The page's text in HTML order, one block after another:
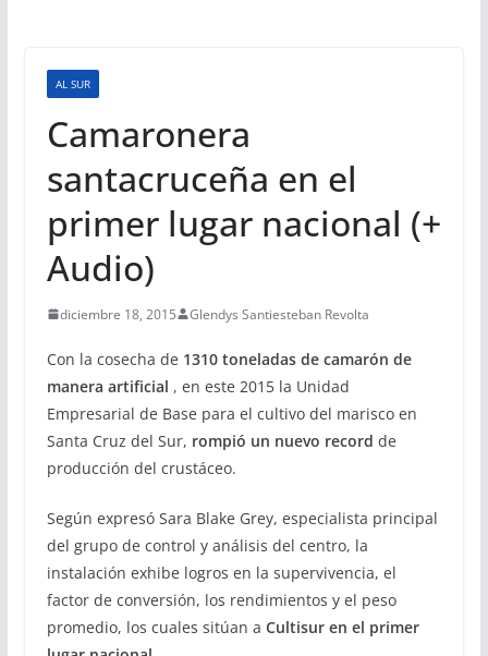
AL SUR
Camaronera
santacruceña en el
primer lugar nacional (+
Audio)
diciembre 18, 2015 Glendys Santiesteban Revolta
Con la cosecha de 1310 toneladas de camarón de
manera artificial , en este 2015 la Unidad
Empresarial de Base para el cultivo del marisco en
Santa Cruz del Sur, rompió un nuevo record de
producción del crustáceo.
Según expresó Sara Blake Grey, especialista principal
del grupo de control y análisis del centro, la
instalación exhibe logros en la supervivencia, el
factor de conversión, los rendimientos y el peso
promedio, los cuales sitúan a Cultisur en el primer